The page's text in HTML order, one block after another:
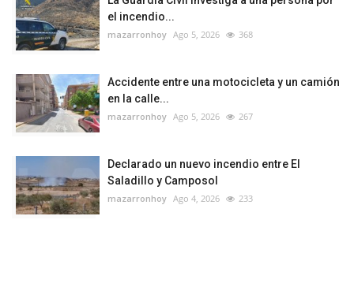
el incendio...
mazarronhoy Ago 5, 2026 368
Accidente entre una motocicleta y un camión
en la calle...
mazarronhoy Ago 5, 2026 267
Declarado un nuevo incendio entre El
Saladillo y Camposol
mazarronhoy Ago 4, 2026 233